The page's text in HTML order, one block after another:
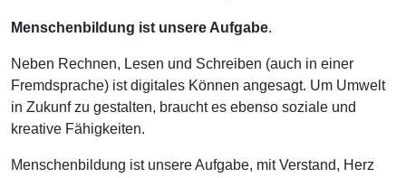
Menschenbildung ist unsere Aufgabe.
Neben Rechnen, Lesen und Schreiben (auch in einer
Fremdsprache) ist digitales Können angesagt. Um Umwelt
in Zukunf zu gestalten, braucht es ebenso soziale und
kreative Fähigkeiten.
Menschenbildung ist unsere Aufgabe, mit Verstand, Herz